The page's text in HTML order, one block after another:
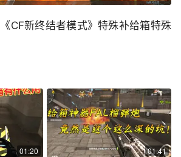
CF新终结者模式》特殊补给箱特殊
01:20 01:41